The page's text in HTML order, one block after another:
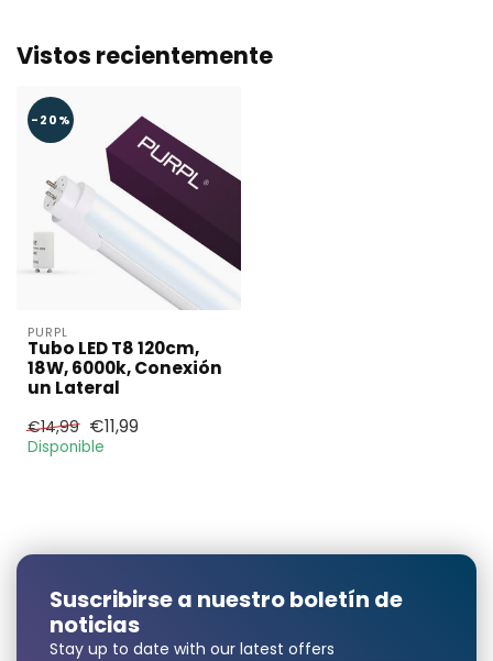
Vistos recientemente
-20%
PURPL
Tubo LED T8 120cm,
18W, 6000k, Conexión
un Lateral
€14,99 €11,99
Disponible
Nombre y apellidos*
Suscribirse a nuestro boletín de
noticias
Stay up to date with our latest offers